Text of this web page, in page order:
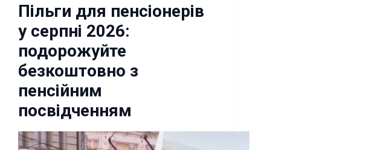
Пільги для пенсіонерів
у серпні 2026:
подорожуйте
безкоштовно з
пенсійним
посвідченням